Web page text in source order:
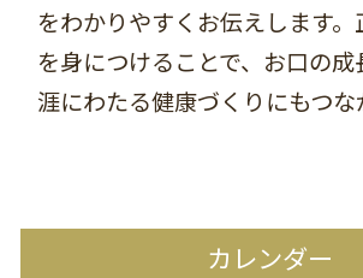
をわかりやすくお伝えします
を身につけることで、お口の
涯にわたる健康づくりにもつな
カレンダー